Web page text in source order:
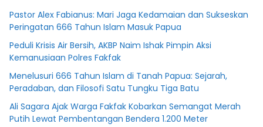
Pastor Alex Fabianus: Mari Jaga Kedamaian dan Sukseskan
Peringatan 666 Tahun Islam Masuk Papua
Peduli Krisis Air Bersih, AKBP Naim Ishak Pimpin Aksi
Kemanusiaan Polres Fakfak
Menelusuri 666 Tahun Islam di Tanah Papua: Sejarah,
Peradaban, dan Filosofi Satu Tungku Tiga Batu
Ali Sagara Ajak Warga Fakfak Kobarkan Semangat Merah
Putih Lewat Pembentangan Bendera 1.200 Meter